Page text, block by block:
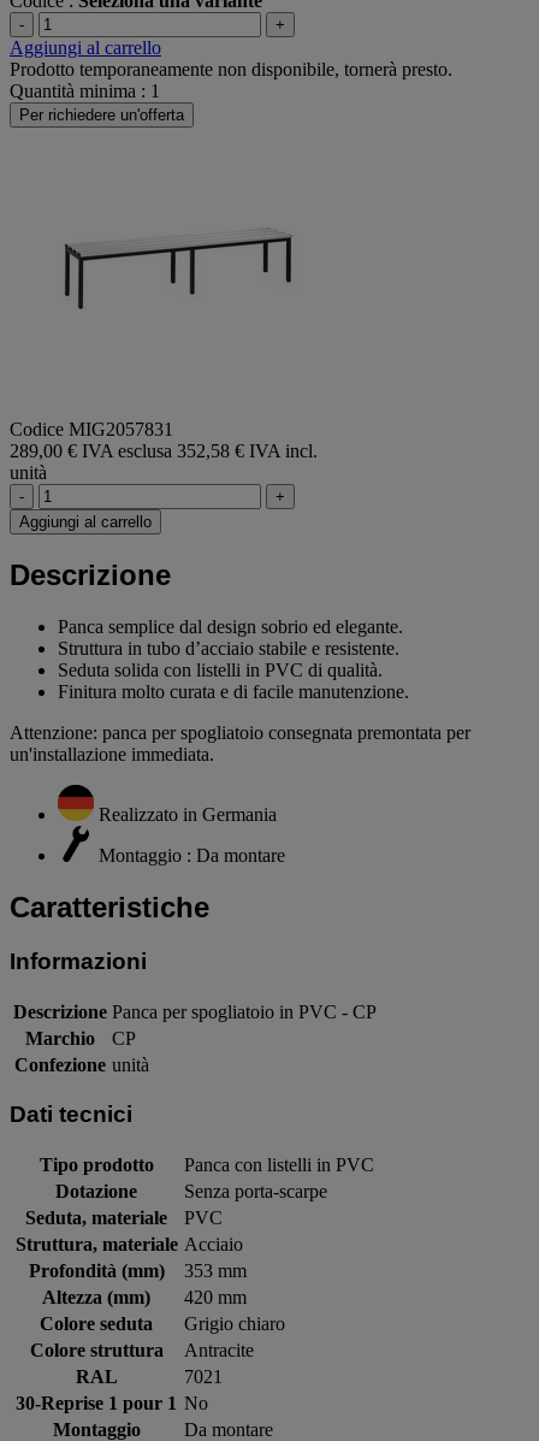
- +
Aggiungi al carrello
Prodotto temporaneamente non disponibile, tornerà presto.
Quantità minima : 1
Per richiedere un'offerta
Codice MIG2057831
289,00 € IVA esclusa 352,58 € IVA incl.
unità
-
+
Aggiungi al carrello
Descrizione
Panca semplice dal design sobrio ed elegante.
Struttura in tubo d’acciaio stabile e resistente.
Seduta solida con listelli in PVC di qualità.
Finitura molto curata e di facile manutenzione.
Attenzione: panca per spogliatoio consegnata premontata per
un'installazione immediata.
Realizzato in Germania
Montaggio : Da montare
Caratteristiche
Informazioni
Descrizione Panca per spogliatoio in PVC - CP
Marchio
CP
Confezione unità
Dati tecnici
Tipo prodotto
Panca con listelli in PVC
Dotazione
Senza porta-scarpe
Seduta, materiale
PVC
Struttura, materiale Acciaio
Profondità (mm)
353 mm
Altezza (mm)
420 mm
Colore seduta
Grigio chiaro
Colore struttura
Antracite
RAL
7021
30-Reprise 1 pour 1 No
Montaggio
Da montare